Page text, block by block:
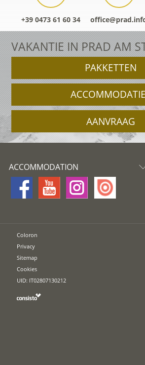
+39 0473 61 60 34
VAKANTIE IN PRAD AM
PAKKETTEN
AANVRAAG
ACCOMMODATION
Coloron
Privacy
Sitemap
Cookies
UID: IT02807130212